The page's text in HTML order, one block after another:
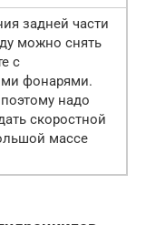
задней части
можно снять
с
фонарями.
надо
скоростной
массе